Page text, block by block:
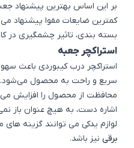
بر این اساس بهترین پیشنهاد
کمترین ضایعات مقوا پیشنهاد
بسته ‌بندی، تاثیر چشمگیری در
استراکچر جعبه
استراکچر درب کیبوردی باعث
سریع و راحت به محصول
محافظت از محصول را افزایش
اشاره دست، به هیچ عنوان باز
لوازم یدکی می توانند گزینه های
برقی نیز باشد.